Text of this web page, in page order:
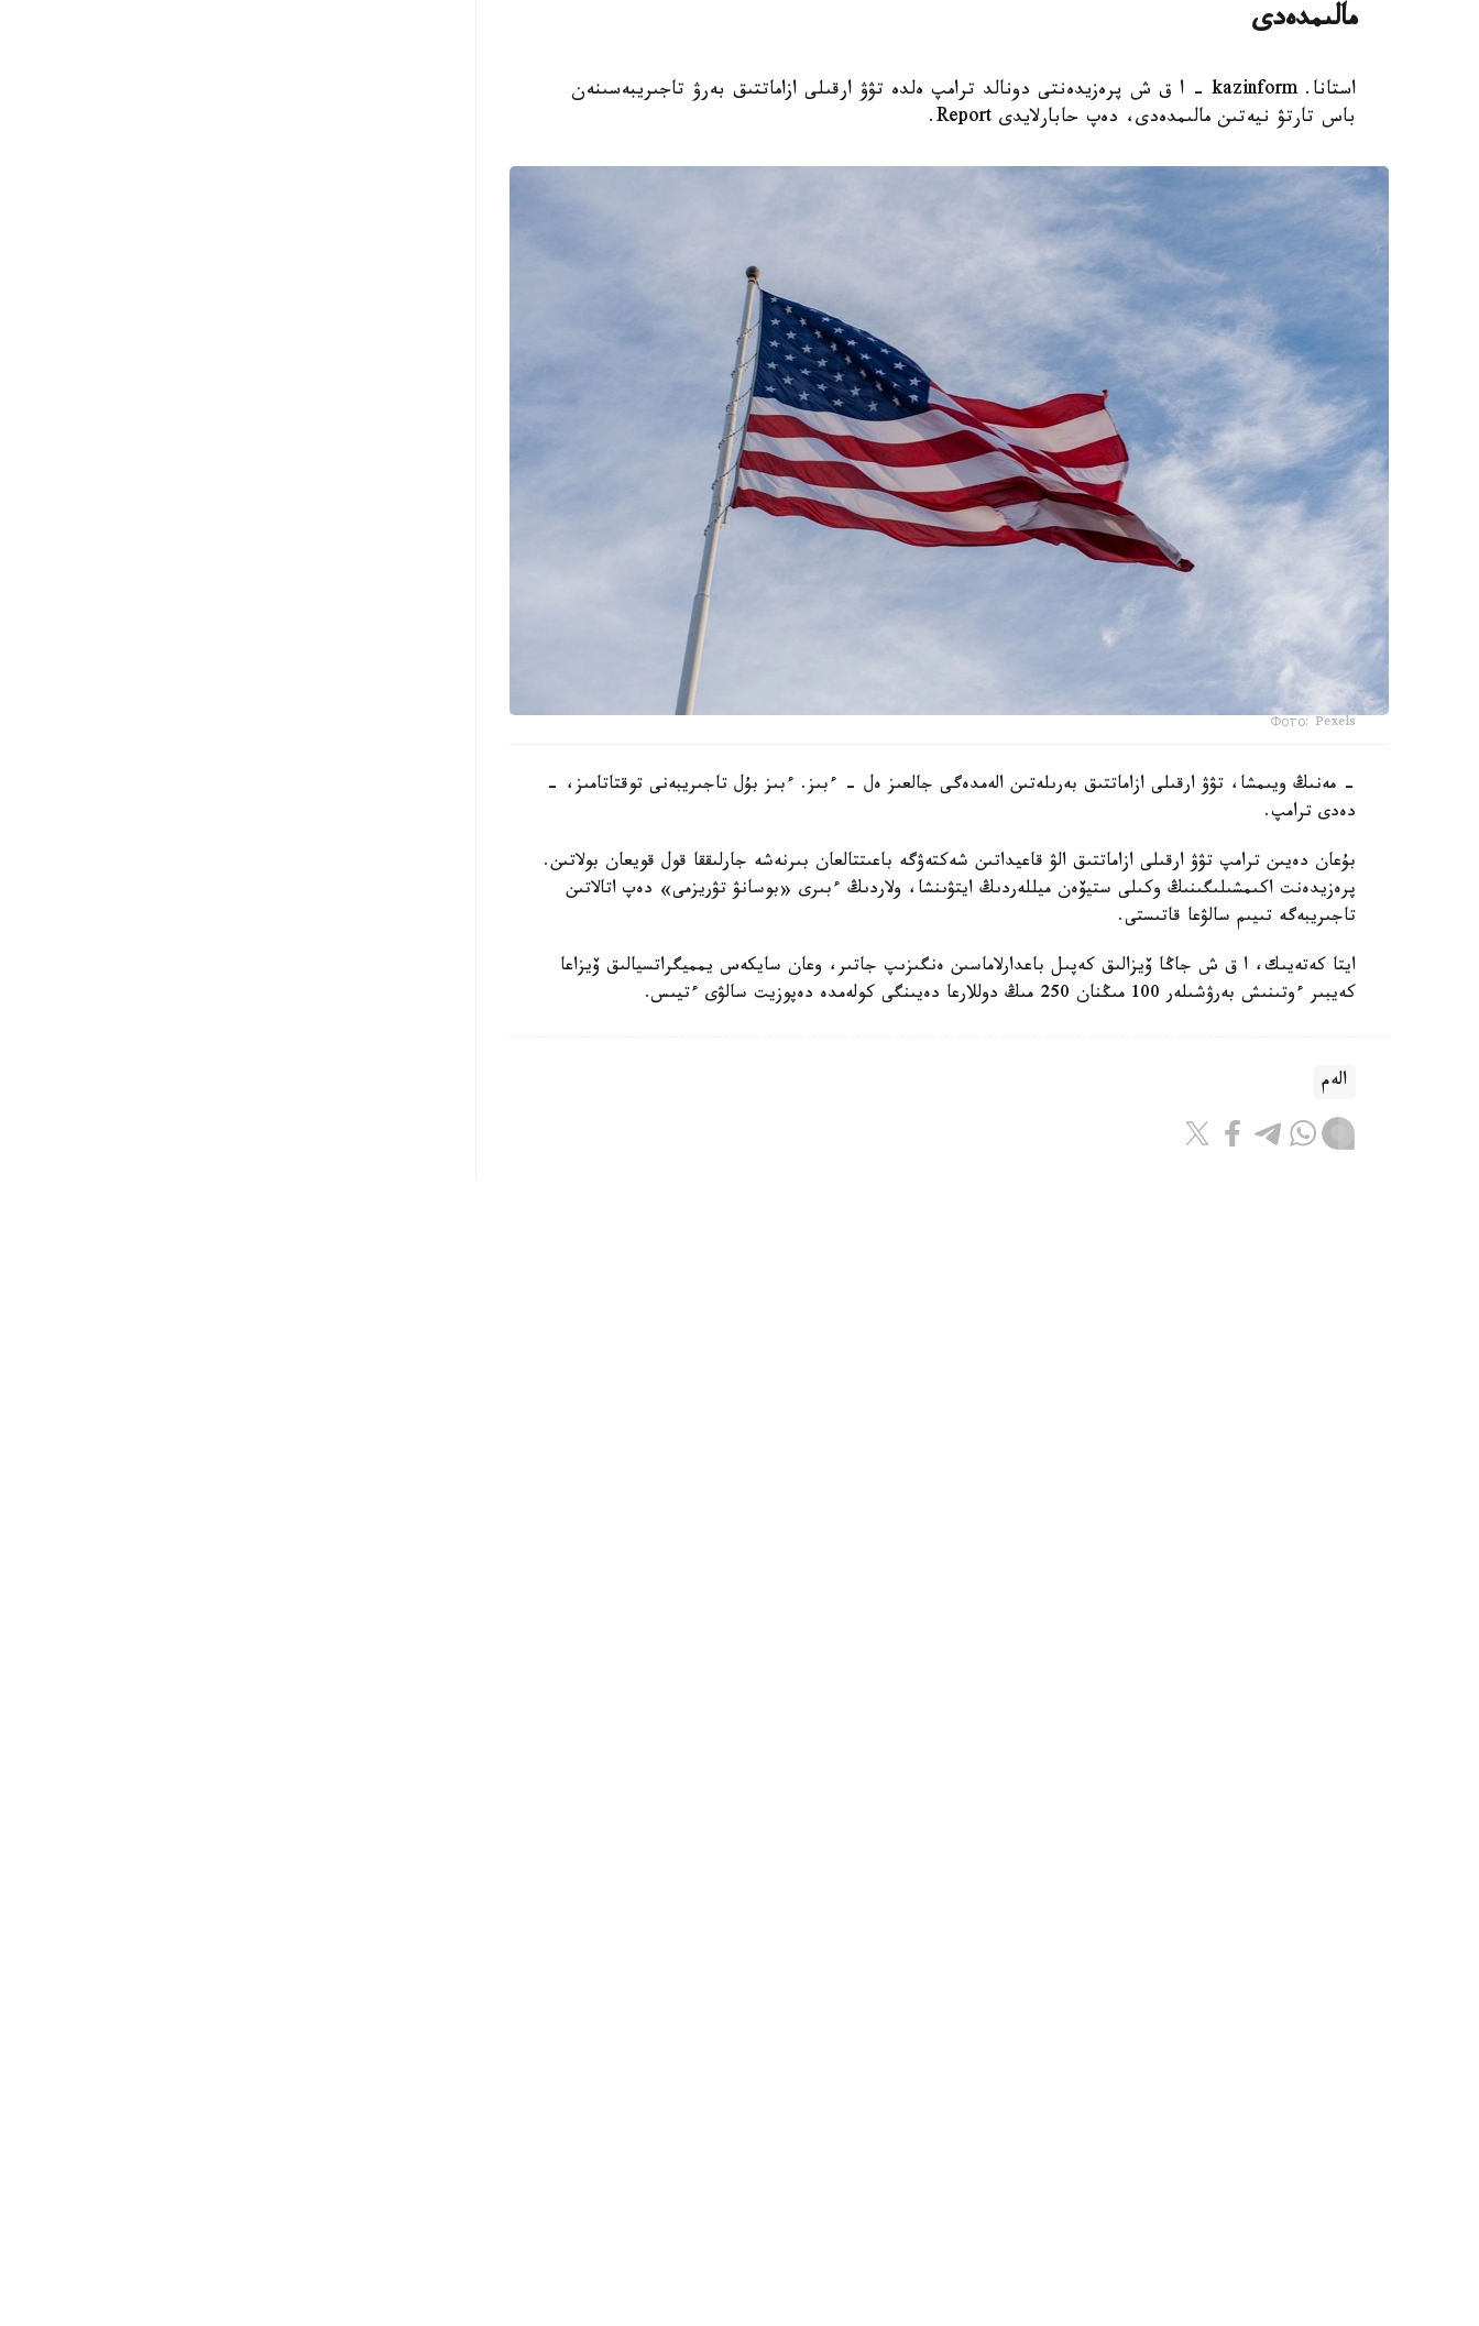
مالىمدەدى
استانا. kazinform - ا ق ش پرەزيدەنتى دونالد ترامپ ەلدە تۋۋ ارقىلى ازاماتتىق بەرۋ تاجىريبەسىنەن
باس تارتۋ نيەتىن مالىمدەدى، دەپ حابارلايدى Report.
Фото: Pexels
- مەنىڭ ويىمشا، تۋۋ ارقىلى ازاماتتىق بەرىلەتىن الەمدەگى جالعىز ەل - ءبىز. ءبىز بۇل تاجىريبەنى توقتاتامىز، -
دەدى ترامپ.
بۇعان دەيىن ترامپ تۋۋ ارقىلى ازاماتتىق الۋ قاعيداتىن شەكتەۋگە باعىتتالعان بىرنەشە جارلىققا قول قويعان بولاتىن.
پرەزيدەنت اكىمشىلىگىنىڭ وكىلى ستيۆەن ميللەردىڭ ايتۋىنشا، ولاردىڭ ءبىرى «بوسانۋ تۋريزمى» دەپ اتالاتىن
تاجىريبەگە تىيىم سالۋعا قاتىستى.
ايتا كەتەيىك، ا ق ش جاڭا ۆيزالىق كەپىل باعدارلاماسىن ەنگىزىپ جاتىر، وعان سايكەس يمميگراتسيالىق ۆيزاعا
كەيبىر ءوتىنىش بەرۋشىلەر 100 مىڭنان 250 مىڭ دوللارعا دەيىنگى كولەمدە دەپوزيت سالۋى ءتيىس.
الەم